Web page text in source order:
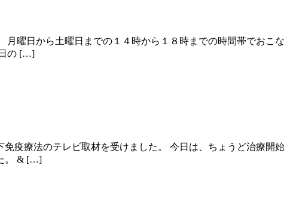
曜日から土曜日までの１４時から１８時までの時間帯でおこ
の […]
疫療法のテレビ取材を受けました。 今日は、ちょうど治療開
。 & […]